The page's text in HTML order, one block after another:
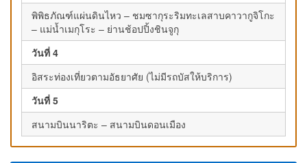
พิพิธภัณฑ์แผ่นดินไหว – ชมซากุระริมทะเลสาบคาวากูจิโกะ
– แม่น้ำเมกุโระ – ย่านช้อปปิ้งชินจูกุ
วันที่ 4
อิสระท่องเที่ยวตามอัธยาศัย (ไม่มีรถบัสให้บริการ)
วันที่ 5
สนามบินนาริตะ – สนามบินดอนเมือง